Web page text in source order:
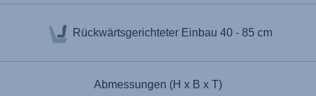
Rückwärtsgerichteter Einbau 40 - 85 cm
Abmessungen (H x B x T)